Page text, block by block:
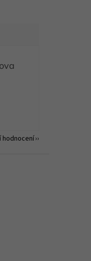
5 z 5 hvězdiček.
hodnocení